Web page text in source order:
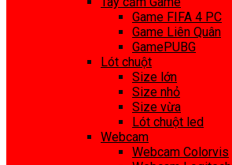
Game FIFA 4 PC
Game Liên Quân
GamePUBG
Lót chuột
Size lớn
Size nhỏ
Size vừa
Lót chuột led
Webcam
Webcam Colorvis